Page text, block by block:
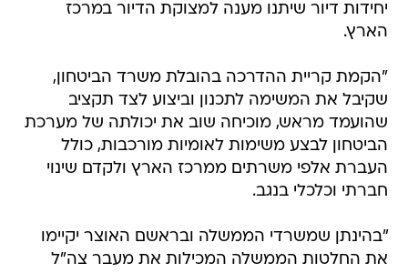
יחידות דיור שיתנו מענה למצוקת הדיור במרכז
הארץ.
"הקמת קריית ההדרכה בהובלת משרד הביטחון,
שקיבל את המשימה לתכנון וביצוע לצד תקציב
שהועמד מראש, מוכיחה שוב את יכולתה של מערכת
הביטחון לבצע משימות לאומיות מורכבות, כולל
העברת אלפי משרתים ממרכז הארץ ולקדם שינוי
חברתי וכלכלי בנגב.
"בהינתן שמשרדי הממשלה ובראשם האוצר יקיימו
את החלטות הממשלה המכילות את מעבר צה"ל